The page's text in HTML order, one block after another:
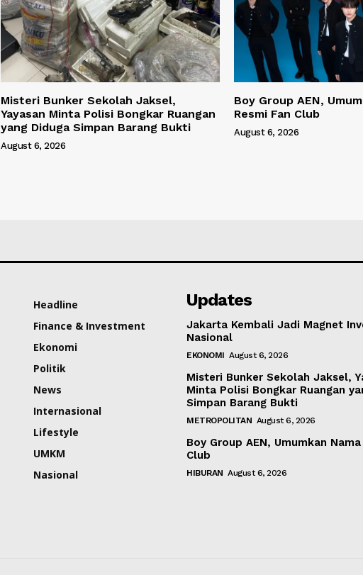
Misteri Bunker Sekolah Jaksel,
Yayasan Minta Polisi Bongkar Ruangan
yang Diduga Simpan Barang Bukti
August 6, 2026
Boy Group AEN,
Resmi Fan Club
August 6, 2026
Headline
Finance & Investment
Ekonomi
Politik
News
Internasional
Lifestyle
UMKM
Nasional
Updates
Jakarta Kembali Jadi Magnet
Nasional
EKONOMI August 6, 2026
Misteri Bunker Sekolah Jaksel,
Minta Polisi Bongkar Ruangan
Simpan Barang Bukti
METROPOLITAN August 6, 2026
Boy Group AEN, Umumkan Nama
Club
HIBURAN August 6, 2026